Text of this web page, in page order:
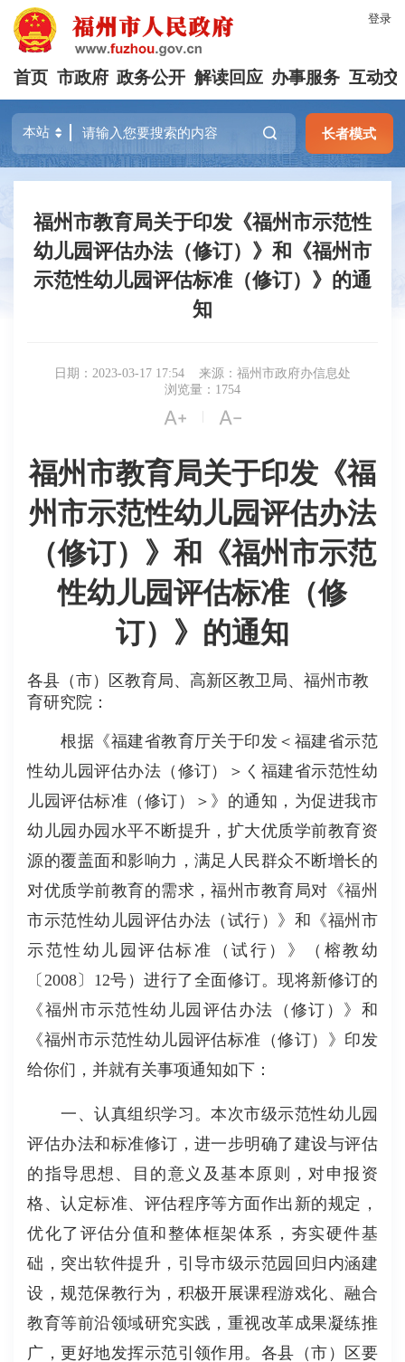
登录
首页 市政府 政务公开 解读回应 办事服务 互动交
长者模式
福州市教育局关于印发《福州市示范性
幼儿园评估办法（修订）》和《福州市
示范性幼儿园评估标准（修订）》的通
知
日期：2023-03-17 17:54
来源：福州市政府办信息处
浏览量：1754
 | 
福州市教育局关于印发《福
州市示范性幼儿园评估办法
（修订）》和《福州市示范
性幼儿园评估标准（修
订）》的通知
各县（市）区教育局、高新区教卫局、福州市教
育研究院：
根据《福建省教育厅关于印发＜福建省示范
性幼儿园评估办法（修订）＞く福建省示范性幼
儿园评估标准（修订）＞》的通知，为促进我市
幼儿园办园水平不断提升，扩大优质学前教育资
源的覆盖面和影响力，满足人民群众不断增长的
对优质学前教育的需求，福州市教育局对《福州
市示范性幼儿园评估办法（试行）》和《福州市
示范性幼儿园评估标准（试行）》（榕教幼
〔2008〕12号）进行了全面修订。现将新修订的
《福州市示范性幼儿园评估办法（修订）》和
《福州市示范性幼儿园评估标准（修订）》印发
给你们，并就有关事项通知如下：
一、认真组织学习。本次市级示范性幼儿园
评估办法和标准修订，进一步明确了建设与评估
的指导思想、目的意义及基本原则，对申报资
格、认定标准、评估程序等方面作出新的规定，
优化了评估分值和整体框架体系，夯实硬件基
础，突出软件提升，引导市级示范园回归内涵建
设，规范保教行为，积极开展课程游戏化、融合
教育等前沿领域研究实践，重视改革成果凝练推
广，更好地发挥示范引领作用。各县（市）区要